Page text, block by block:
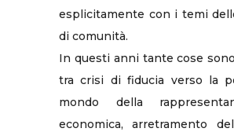
esplicitamente con i temi
di comunità.
In questi anni tante cose
tra crisi di fiducia verso la
mondo della
economica, arretramento